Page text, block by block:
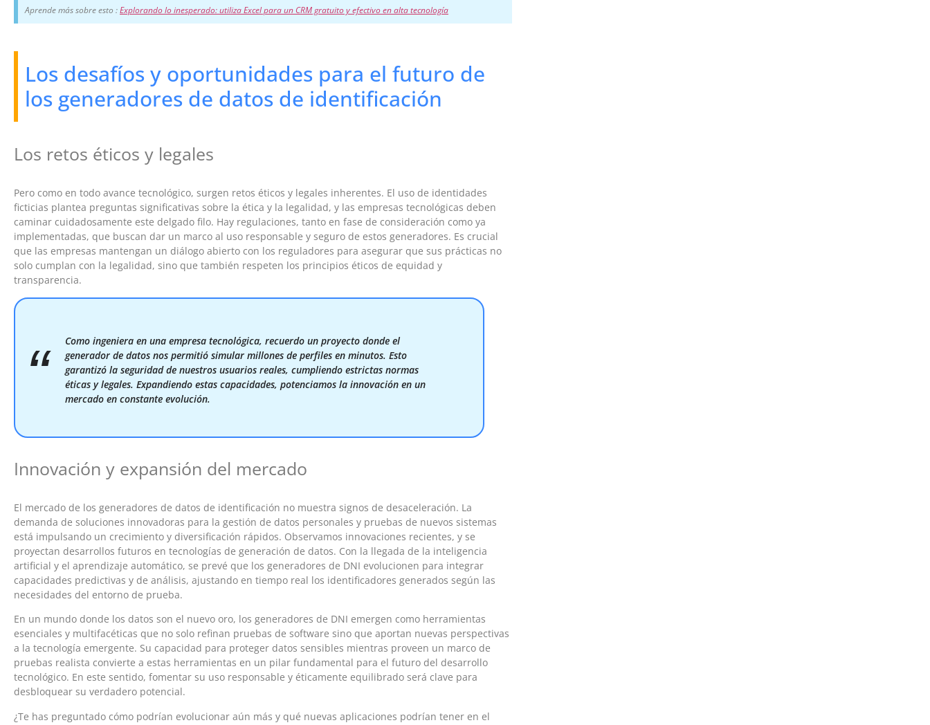
Aprende más sobre esto :Explorando lo inesperado: utiliza Excel para un CRM gratuito y efectivo en alta tecnología
Los desafíos y oportunidades para el futuro de
los generadores de datos de identificación
Los retos éticos y legales
Pero como en todo avance tecnológico, surgen retos éticos y legales inherentes. El uso de identidades
ficticias plantea preguntas significativas sobre la ética y la legalidad, y las empresas tecnológicas deben
caminar cuidadosamente este delgado filo. Hay regulaciones, tanto en fase de consideración como ya
implementadas, que buscan dar un marco al uso responsable y seguro de estos generadores. Es crucial
que las empresas mantengan un diálogo abierto con los reguladores para asegurar que sus prácticas no
solo cumplan con la legalidad, sino que también respeten los principios éticos de equidad y
transparencia.
Como ingeniera en una empresa tecnológica, recuerdo un proyecto donde el
generador de datos nos permitió simular millones de perfiles en minutos. Esto
garantizó la seguridad de nuestros usuarios reales, cumpliendo estrictas normas
éticas y legales. Expandiendo estas capacidades, potenciamos la innovación en un
mercado en constante evolución.
Innovación y expansión del mercado
El mercado de los generadores de datos de identificación no muestra signos de desaceleración. La
demanda de soluciones innovadoras para la gestión de datos personales y pruebas de nuevos sistemas
está impulsando un crecimiento y diversificación rápidos. Observamos innovaciones recientes, y se
proyectan desarrollos futuros en tecnologías de generación de datos. Con la llegada de la inteligencia
artificial y el aprendizaje automático, se prevé que los generadores de DNI evolucionen para integrar
capacidades predictivas y de análisis, ajustando en tiempo real los identificadores generados según las
necesidades del entorno de prueba.
En un mundo donde los datos son el nuevo oro, los generadores de DNI emergen como herramientas
esenciales y multifacéticas que no solo refinan pruebas de software sino que aportan nuevas perspectivas
a la tecnología emergente. Su capacidad para proteger datos sensibles mientras proveen un marco de
pruebas realista convierte a estas herramientas en un pilar fundamental para el futuro del desarrollo
tecnológico. En este sentido, fomentar su uso responsable y éticamente equilibrado será clave para
desbloquear su verdadero potencial.
¿Te has preguntado cómo podrían evolucionar aún más y qué nuevas aplicaciones podrían tener en el